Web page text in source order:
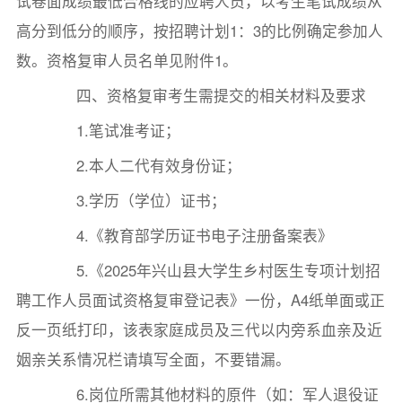
高分到低分的顺序，按招聘计划1：3的比例确定参加人
数。资格复审人员名单见附件1。
四、资格复审考生需提交的相关材料及要求
1.笔试准考证；
2.本人二代有效身份证；
3.学历（学位）证书；
4.《教育部学历证书电子注册备案表》
5.《2025年兴山县大学生乡村医生专项计划招
聘工作人员面试资格复审登记表》一份，A4纸单面或正
反一页纸打印，该表家庭成员及三代以内旁系血亲及近
姻亲关系情况栏请填写全面，不要错漏。
6.岗位所需其他材料的原件（如：军人退役证